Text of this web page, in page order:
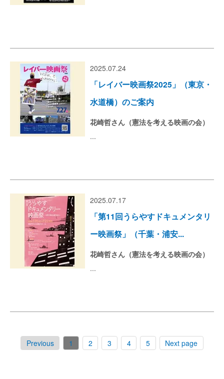
2025.07.24
「レイバー映画祭2025」（東京・
水道橋）のご案内
花崎哲さん（憲法を考える映画の会）
...
2025.07.17
「第11回うらやすドキュメンタリ
ー映画祭」（千葉・浦安...
花崎哲さん（憲法を考える映画の会）
...
Previous Next page
1 2 3 4 5